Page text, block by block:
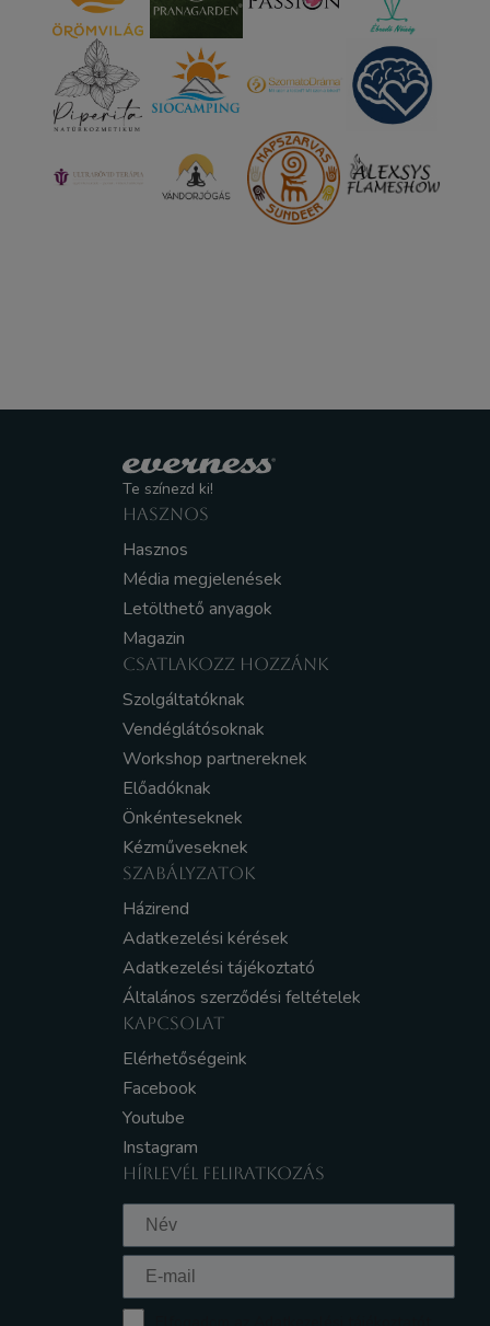
Te színezd ki!
HASZNOS
Hasznos
Média megjelenések
Letölthető anyagok
Magazin
CSATLAKOZZ HOZZÁNK
Szolgáltatóknak
Vendéglátósoknak
Workshop partnereknek
Előadóknak
Önkénteseknek
Kézműveseknek
SZABÁLYZATOK
Házirend
Adatkezelési kérések
Adatkezelési tájékoztató
Általános szerződési feltételek
KAPCSOLAT
Elérhetőségeink
Facebook
Youtube
Instagram
HÍRLEVÉL FELIRATKOZÁS